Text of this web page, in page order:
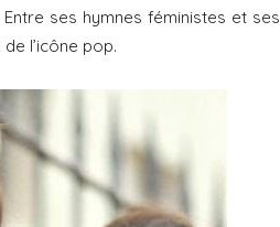
ses hymnes féministes et ses
l’icône pop.